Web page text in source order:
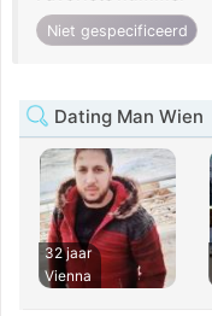
Niet gespecificeerd
Dating Man Wien
32 jaar
Vienna